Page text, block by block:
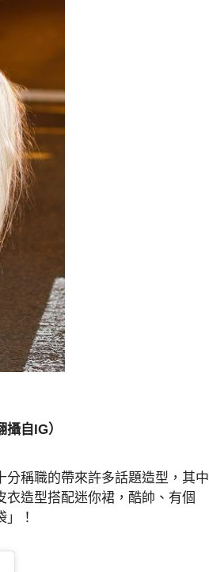
自IG）
稱職的帶來許多話題造型，其中
造型搭配迷你裙，酷帥、有個
！